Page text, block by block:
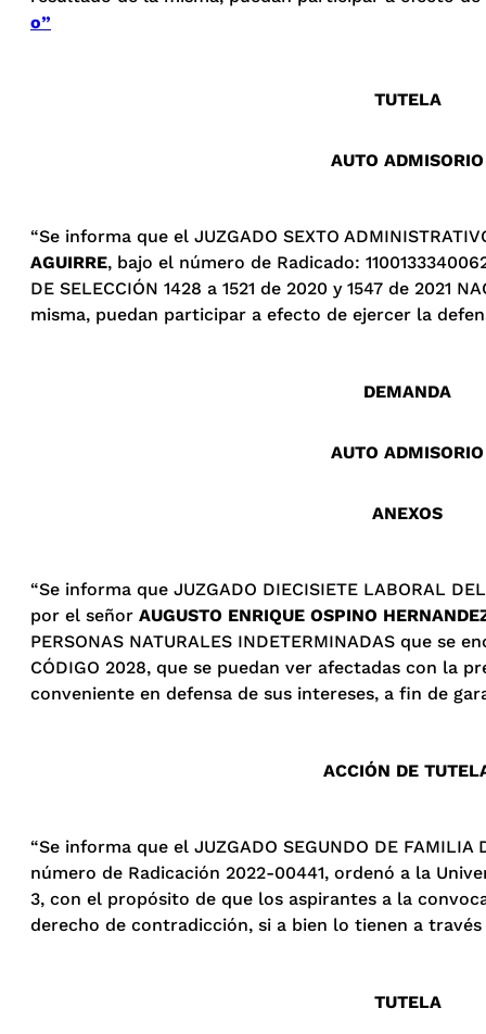
o”
TUTELA
AUTO ADMISORIO
“Se informa que el JUZGADO SEXTO
AGUIRRE, bajo el número de Radicado:
DE SELECCIÓN 1428 a 1521 de 2020 y 1547 de 2021
misma, puedan participar a efecto de ejercer la
DEMANDA
AUTO ADMISORIO
ANEXOS
“Se informa que JUZGADO DIECISIETE LABORAL
por el señor AUGUSTO ENRIQUE OSPINO
PERSONAS NATURALES INDETERMINADAS que
CÓDIGO 2028, que se puedan ver afectadas con la
conveniente en defensa de sus intereses, a fin de
ACCIÓN DE
“Se informa que el JUZGADO SEGUNDO DE
número de Radicación 2022-00441, ordenó a la
3, con el propósito de que los aspirantes a la
derecho de contradicción, si a bien lo tienen a través
TUTELA